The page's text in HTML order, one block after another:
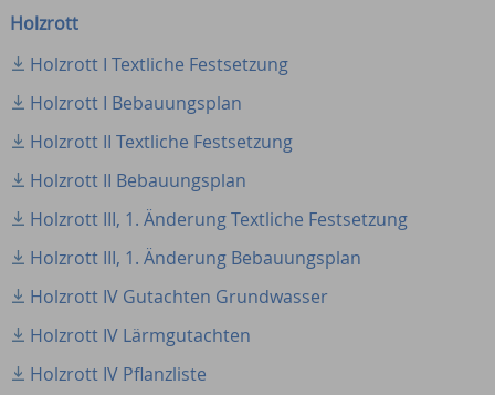
Holzrott
Holzrott I Textliche Festsetzung
Holzrott I Bebauungsplan
Holzrott II Textliche Festsetzung
Holzrott II Bebauungsplan
Holzrott III, 1. Änderung Textliche Festsetzung
Holzrott III, 1. Änderung Bebauungsplan
Holzrott IV Gutachten Grundwasser
Holzrott IV Lärmgutachten
Holzrott IV Pflanzliste